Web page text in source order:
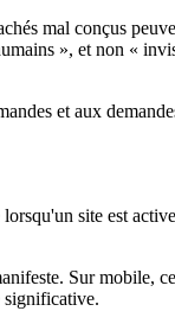
mal conçus
», et non «
et aux
site est
Sur mobile,
significative.